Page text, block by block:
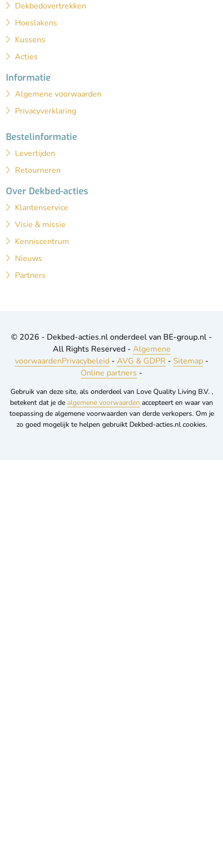
Dekbedovertrekken
Hoeslakens
Kussens
Acties
Informatie
Algemene voorwaarden
Privacyverklaring
Bestelinformatie
Levertijden
Retourneren
Over Dekbed-acties
Klantenservice
Visie & missie
Kenniscentrum
Nieuws
Partners
© 2026 - Dekbed-acties.nl onderdeel van BE-group.nl -
All Rights Reserved - Algemene
voorwaardenPrivacybeleid- AVG & GDPR - Sitemap-
Online partners -
Gebruik van deze site, als onderdeel van Love Quality Living B.V. ,
betekent dat je de algemene voorwaarden accepteert en waar van
toepassing de algemene voorwaarden van derde verkopers. Om je
zo goed mogelijk te helpen gebruikt Dekbed-acties.nl cookies.